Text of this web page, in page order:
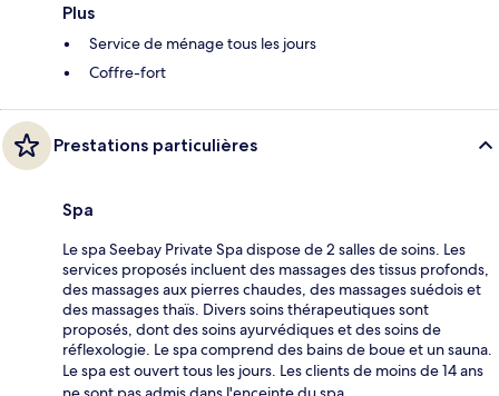
Plus
Service de ménage tous les jours
Coffre-fort
Prestations particulières
Spa
Le spa Seebay Private Spa dispose de 2 salles de soins. Les
services proposés incluent des massages des tissus profonds,
des massages aux pierres chaudes, des massages suédois et
des massages thaïs. Divers soins thérapeutiques sont
proposés, dont des soins ayurvédiques et des soins de
réflexologie. Le spa comprend des bains de boue et un sauna.
Le spa est ouvert tous les jours. Les clients de moins de 14 ans